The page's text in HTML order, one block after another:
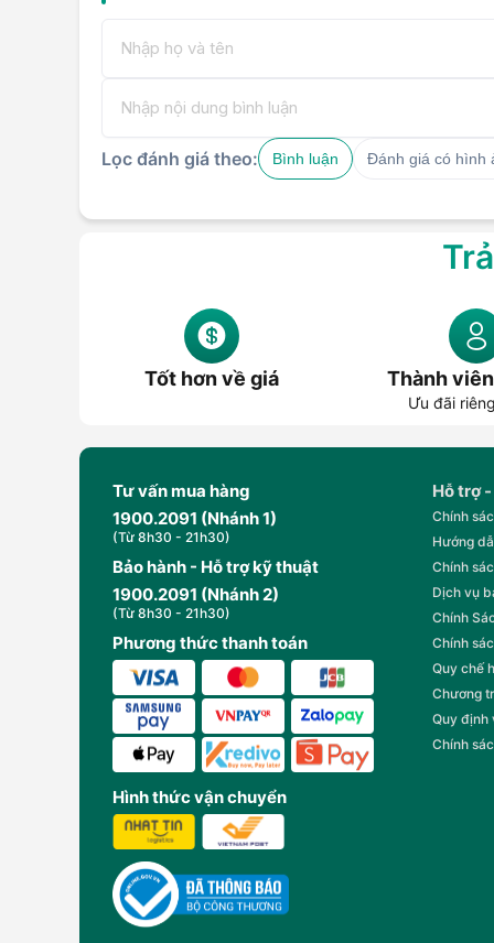
Lọc đánh giá theo: Bình luận Đánh giá có hình
Tốt hơn về giá Thành
Ưu đãi
Tư vấn mua hàng
1900.2091 (Nhánh 1)
(Từ 8h30 - 21h30)
Bảo hành - Hỗ trợ kỹ thuật
1900.2091 (Nhánh 2)
(Từ 8h30 - 21h30)
Phương thức thanh toán
Hình thức vận chuyển
Hỗ trợ
Chính
Hướng
Chính
Dịch vụ
Chính
Chính
Quy chế
Chương
Quy định
Chính